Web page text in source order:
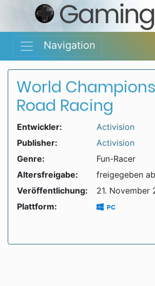
Navigation
World
Road Racing
Entwickler:
Activision
Publisher:
Activision
Genre:
Fun-Racer
Altersfreigabe:
freigegeben
Veröffentlichung:
21. November
Plattform:
PC